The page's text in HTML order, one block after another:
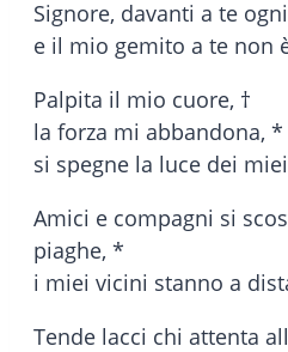
Signore, davanti a te
e il mio gemito a te non
Palpita il mio cuore, †
la forza mi abbandona, *
si spegne la luce dei
Amici e compagni si
piaghe, *
i miei vicini stanno a
Tende lacci chi attenta